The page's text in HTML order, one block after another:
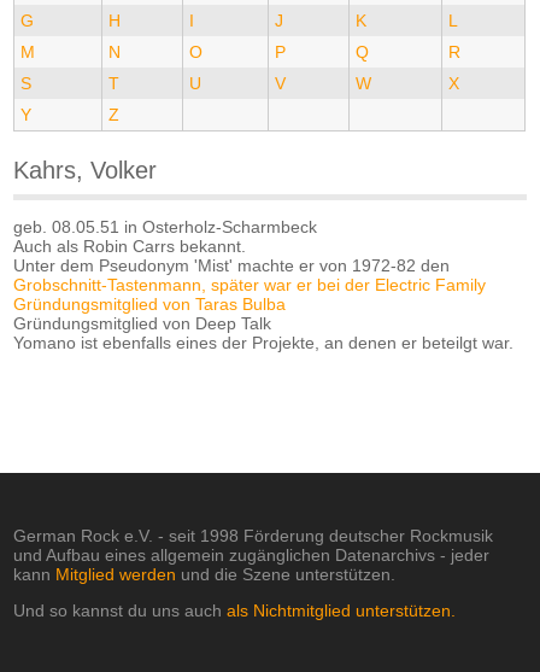
G
H I J K
L
M
N O P Q
R
S
T U V W
X
Y
Z
Kahrs, Volker
geb. 08.05.51 in Osterholz-Scharmbeck
Auch als Robin Carrs bekannt.
Unter dem Pseudonym 'Mist' machte er von 1972-82 den
Grobschnitt-Tastenmann, später war er bei der Electric Family
Gründungsmitglied vonTaras Bulba
Gründungsmitglied von Deep Talk
Yomano ist ebenfalls eines der Projekte, an denen er beteilgt war.
German Rock e.V. - seit 1998 Förderung deutscher Rockmusik
und Aufbau eines allgemein zugänglichen Datenarchivs - jeder
kann Mitglied werden und die Szene unterstützen.
Und so kannst du uns auchals Nichtmitglied unterstützen.